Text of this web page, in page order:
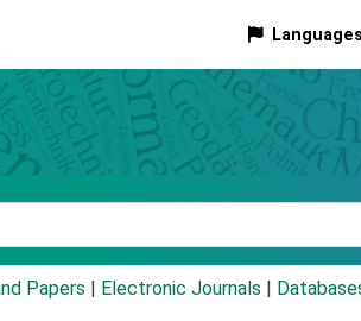
Languages
Papers Electronic Journals